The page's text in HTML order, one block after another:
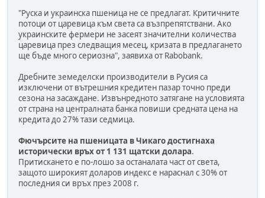
"Руска и украинска пшеница не се предлагат. Критичните
потоци от царевица към света са възпрепятствани. Ако
украинските фермери не засеят значителни количества
царевица през следващия месец, кризата в предлагането
ще бъде много сериозна", заявиха от Rabobank.
Дребните земеделски производители в Русия са
изключени от вътрешния кредитен пазар точно преди
сезона на засаждане. Извънредното затягане на условията
от страна на централната банка повиши средната цена на
кредита до 27% тази седмица.
Фючърсите на пшеницата в Чикаго достигнаха
исторически връх от 1 131 щатски долара.
Притискането е по-лошо за останалата част от света,
защото широкият доларов индекс е нараснал с 30% от
последния си връх през 2008 г.